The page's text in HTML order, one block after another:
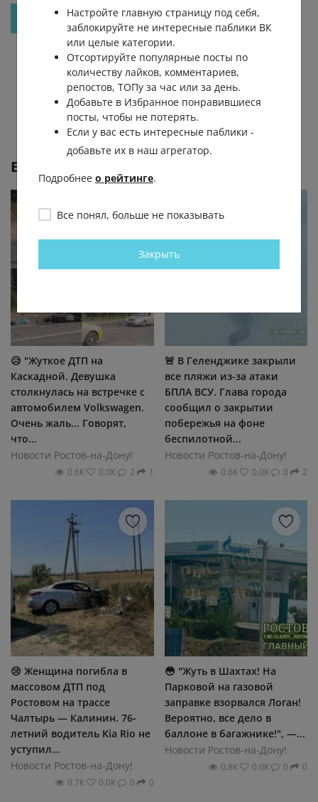
Отправить на рассмотрение
Еще от
😥 "Жуткое ДТП на
Каскадной. Девушка
столкнулась на встречке с
автомобилем Volkswagen.
Очень жаль... Говорят,
что...
Новости Ростов-на-Дону!
0.6К 0.0К 2 1
🚨 В Геленджике закрыли
все пляжи из-за атаки
БПЛА ВСУ. Глава города
сообщил о закрытии
побережья на фоне
беспилотной...
Новости Ростов-на-Дону!
0.6К 0.0К 0 2
😢 Женщина погибла в
массовом ДТП под
Ростовом на трассе
Чалтырь — Калинин. 76-
летний водитель Kia Rio не
уступил...
Новости Ростов-на-Дону!
0.7К 0.0К 0 0
😳 "Жуть в Шaxтax! Ηa
Πapκοвοй нa гaзοвοй
зaпpaвκe взοpвaлcя Лοгaн!
Βepοятнο, вce дeлο в
бaллοнe в бaгaжниκe!", —...
Новости Ростов-на-Дону!
0.8К 0.0К 0 0
Настройте главную страницу под себя,
заблокируйте не интересные паблики ВК
или целые категории.
Отсортируйте популярные посты по
количеству лайков, комментариев,
репостов, ТОПу за час или за день.
Добавьте в Избранное понравившиеся
посты, чтобы не потерять.
Если у вас есть интересные паблики -
добавьте их в наш агрегатор.
Подробнее о рейтинге.
Все понял, больше не показывать
Закрыть